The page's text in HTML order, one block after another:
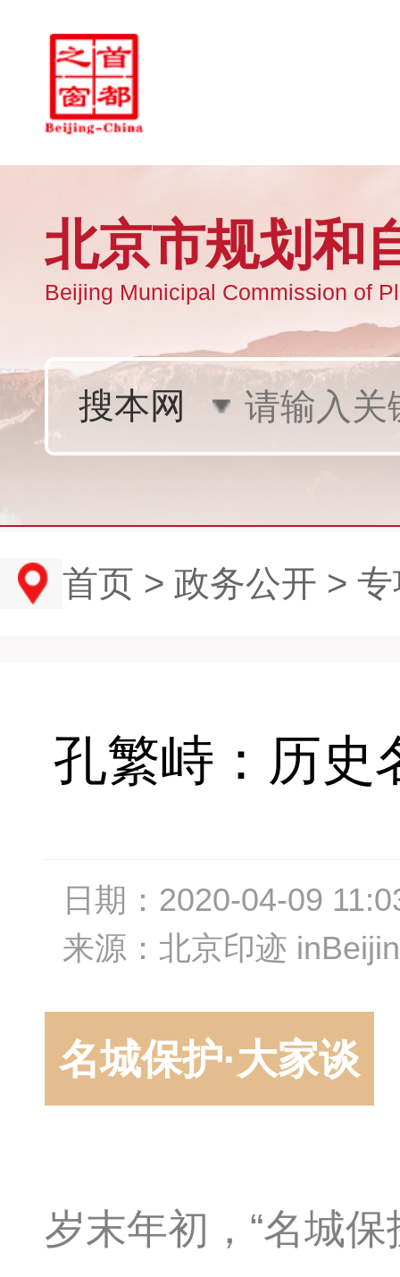
首页 > 政务公开 >
孔繁峙：历史
日期： 2020-04-09
来源： 北京印迹
名城保护·大家谈
岁末年初，“名城